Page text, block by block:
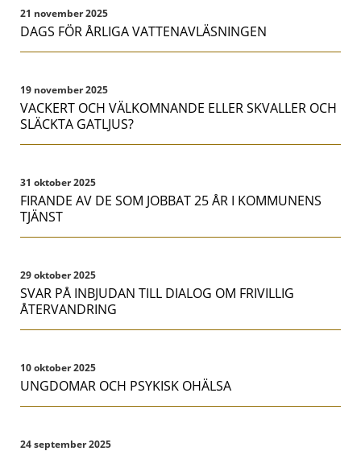
21 november 2025
DAGS FÖR ÅRLIGA VATTENAVLÄSNINGEN
19 november 2025
VACKERT OCH VÄLKOMNANDE ELLER SKVALLER OCH
SLÄCKTA GATLJUS?
31 oktober 2025
FIRANDE AV DE SOM JOBBAT 25 ÅR I KOMMUNENS
TJÄNST
29 oktober 2025
SVAR PÅ INBJUDAN TILL DIALOG OM FRIVILLIG
ÅTERVANDRING
10 oktober 2025
UNGDOMAR OCH PSYKISK OHÄLSA
24 september 2025